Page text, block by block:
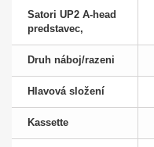
Satori UP2 A-head
predstavec,
Druh náboj/razeni
Hlavová složení
Kassette